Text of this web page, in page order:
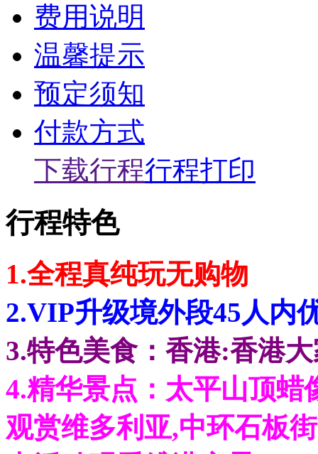
费用说明
温馨提示
预定须知
付款方式
下载行程行程打印
行程特色
1.全程真纯玩无购物
2.VIP升级境外段45人内
3.特色美食：香港:香港
4.精华景点：太平山顶蜡
观赏维多利亚,中环石板